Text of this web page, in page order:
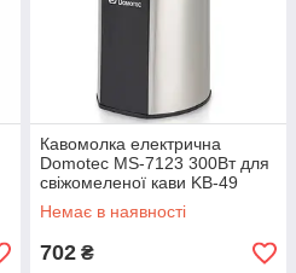
Кавомолка електрична
Domotec MS-7123 300Вт для
свіжомеленої кави KB-49
Немає в наявності
702 ₴